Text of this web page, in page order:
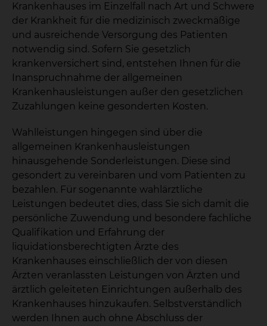
Krankenhauses im Einzelfall nach Art und Schwere
der Krankheit für die medizinisch zweckmäßige
und ausreichende Versorgung des Patienten
notwendig sind. Sofern Sie gesetzlich
krankenversichert sind, entstehen Ihnen für die
Inanspruchnahme der allgemeinen
Krankenhausleistungen außer den gesetzlichen
Zuzahlungen keine gesonderten Kosten.
Wahlleistungen hingegen sind über die
allgemeinen Krankenhausleistungen
hinausgehende Sonderleistungen. Diese sind
gesondert zu vereinbaren und vom Patienten zu
bezahlen. Für sogenannte wahlärztliche
Leistungen bedeutet dies, dass Sie sich damit die
persönliche Zuwendung und besondere fachliche
Qualifikation und Erfahrung der
liquidationsberechtigten Ärzte des
Krankenhauses einschließlich der von diesen
Ärzten veranlassten Leistungen von Ärzten und
ärztlich geleiteten Einrichtungen außerhalb des
Krankenhauses hinzukaufen. Selbstverständlich
werden Ihnen auch ohne Abschluss der